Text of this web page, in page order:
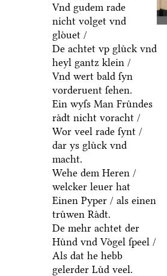
Vnd gudem rade
nicht volget vnd
gloͤuet /
De achtet vp gluͤck vnd
heyl gantz klein /
Vnd wert bald ſyn
vorderuent ſehen.
Ein wyſs Man Fruͤndes
raͤdt nicht voracht /
Wor veel rade ſynt /
dar ys gluͤck vnd
macht.
Wehe dem Heren /
welcker leuer hat
Einen Pyper / als einen
truͤwen Raͤdt.
De mehr achtet der
Huͤnd vnd Voͤgel ſpeel /
Als dat he hebb
gelerder Luͤd veel.